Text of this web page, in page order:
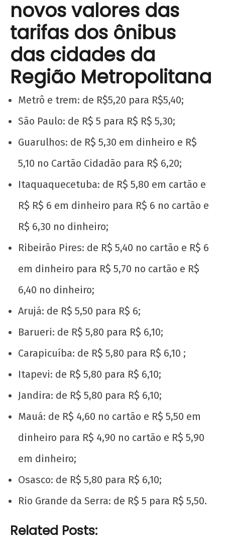
novos valores das
tarifas dos ônibus
das cidades da
Região Metropolitana
Metrô e trem: de R$5,20 para R$5,40;
São Paulo: de R$ 5 para R$ R$ 5,30;
Guarulhos: de R$ 5,30 em dinheiro e R$
5,10 no Cartão Cidadão para R$ 6,20;
Itaquaquecetuba: de R$ 5,80 em cartão e
R$ R$ 6 em dinheiro para R$ 6 no cartão e
R$ 6,30 no dinheiro;
Ribeirão Pires: de R$ 5,40 no cartão e R$ 6
em dinheiro para R$ 5,70 no cartão e R$
6,40 no dinheiro;
Arujá: de R$ 5,50 para R$ 6;
Barueri: de R$ 5,80 para R$ 6,10;
Carapicuíba: de R$ 5,80 para R$ 6,10 ;
Itapevi: de R$ 5,80 para R$ 6,10;
Jandira: de R$ 5,80 para R$ 6,10;
Mauá: de R$ 4,60 no cartão e R$ 5,50 em
dinheiro para R$ 4,90 no cartão e R$ 5,90
em dinheiro;
Osasco: de R$ 5,80 para R$ 6,10;
Rio Grande da Serra: de R$ 5 para R$ 5,50.
Related Posts: